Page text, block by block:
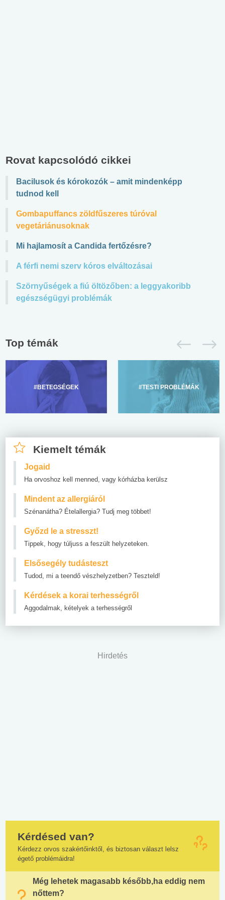
Rovat kapcsolódó cikkei
Bacilusok és kórokozók – amit mindenképp
tudnod kell
Gombapuffancs zöldfűszeres túróval
vegetáriánusoknak
Mi hajlamosít a Candida fertőzésre?
A férfi nemi szerv kóros elváltozásai
Szörnyűségek a fiú öltözőben: a leggyakoribb
egészségügyi problémák
Top témák
#BETEGSÉGEK #TESTI PROBLÉMÁK
Kiemelt témák
Jogaid
Ha orvoshoz kell menned, vagy kórházba kerülsz
Mindent az allergiáról
Szénanátha? Ételallergia? Tudj meg többet!
Győzd le a stresszt!
Tippek, hogy túljuss a feszült helyzeteken.
Elsősegély tudásteszt
Tudod, mi a teendő vészhelyzetben? Teszteld!
Kérdések a korai terhességről
Aggodalmak, kételyek a terhességről
Hirdetés
Kérdésed van?
Kérdezz orvos szakértőinktől, és biztosan választ lelsz
égető problémáidra!
Még lehetek magasabb később,ha eddig nem
nőttem?